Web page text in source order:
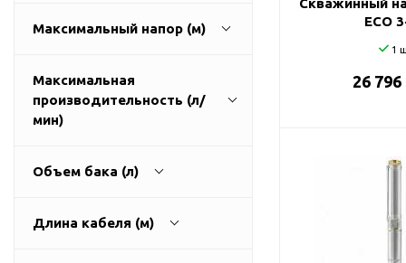
давления
насосы фланцевые
Циркуляционные
насосы (сухой ротор)
давления
насосы для ГВС
Максимальный напор (м)
1
Максимальная
производительность (л/
мин)
Объем бака (л)
Длина кабеля (м)
Скважинный
ECO
1
26 796